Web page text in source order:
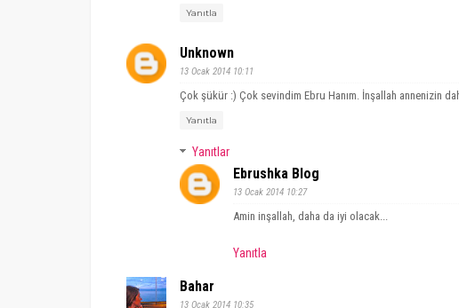
Yanıtla
Unknown
13 Ocak 2014 10:11
Çok şükür :) Çok sevindim Ebru Hanım. İnşallah annenizin
Yanıtla
Yanıtlar
Ebrushka Blog
13 Ocak 2014 10:27
Amin inşallah, daha da iyi olacak...
Yanıtla
Bahar
13 Ocak 2014 10:35